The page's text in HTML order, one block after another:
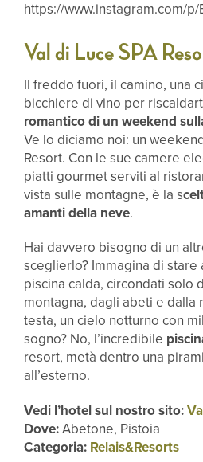
https://www.instagram.com/p/
Val di Luce SPA
Il freddo fuori, il camino, una
bicchiere di vino per
romantico di un weekend
Ve lo diciamo noi: un
Resort. Con le sue camere
piatti gourmet serviti al
vista sulle montagne, è la s
amanti della neve.
Hai davvero bisogno di un
sceglierlo? Immagina di stare
piscina calda, circondati solo
montagna, dagli abeti e dalla
testa, un cielo notturno con
sogno? No, l’incredibile
resort, metà dentro una
all’esterno.
Vedi l’hotel sul nostro sito:
Dove:Abetone, Pistoia
Categoria: Relais&Resorts